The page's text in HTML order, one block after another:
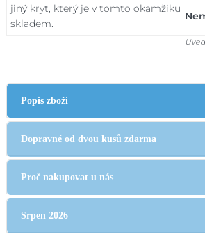
jiný kryt, který je v tomto okamžiku
skladem.
Popis zboží
Dopravné od dvou kusů zdarma
Proč nakupovat u nás
Srpen 2026